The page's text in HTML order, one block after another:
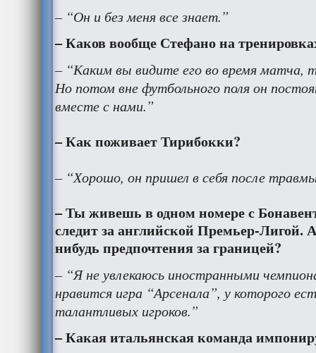
– “Он и без меня все знает.”
– Каков вообще Стефано на
– “Каким вы видите его во время матча,
Но потом вне футбольного поля он
вместе с нами.”
– Как поживает Тирибокки?
– “Хорошо, он пришел в себя после
– Ты живешь в одном номере с
следит за английской Премьер-Лигой.
нибудь предпочтения за границей?
– “Я не увлекаюсь иностранными
нравится игра “Арсенала”, у которого
талантливых игроков.”
– Какая итальянская команда